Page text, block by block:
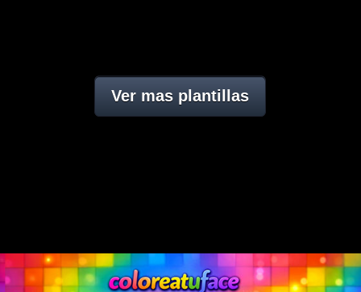
Ver mas plantillas